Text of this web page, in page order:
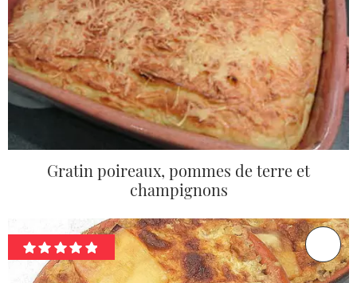
Gratin poireaux, pommes de terre et
champignons